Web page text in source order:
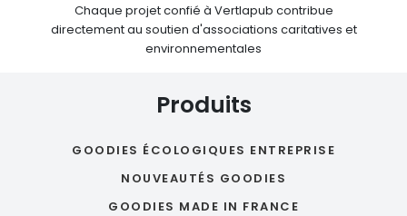
Chaque projet confié à Vertlapub contribue
directement au soutien d'associations caritatives et
environnementales
Produits
GOODIES ÉCOLOGIQUES ENTREPRISE
NOUVEAUTÉS GOODIES
GOODIES MADE IN FRANCE